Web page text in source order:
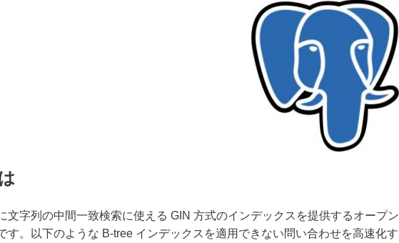
文字列の中間一致検索に使える GIN 方式のインデックスを提供するオープン
す。以下のような B-tree インデックスを適用できない問い合わせを高速化す